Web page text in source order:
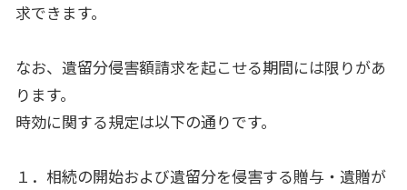
求できます。
なお、遺留分侵害額請求を起こせる期間には限りがあ
ります。
時効に関する規定は以下の通りです。
１．相続の開始および遺留分を侵害する贈与・遺贈が